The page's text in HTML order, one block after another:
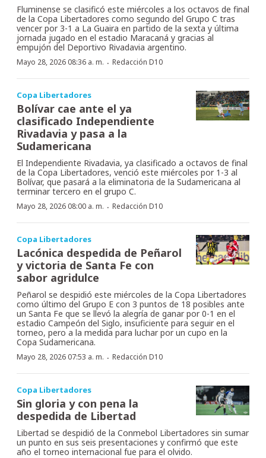
Fluminense se clasificó este miércoles a los octavos de final
de la Copa Libertadores como segundo del Grupo C tras
vencer por 3-1 a La Guaira en partido de la sexta y última
jornada jugado en el estadio Maracaná y gracias al
empujón del Deportivo Rivadavia argentino.
Mayo 28, 2026 08:36 a. m. · Redacción D10
Copa Libertadores
Bolívar cae ante el ya
clasificado Independiente
Rivadavia y pasa a la
Sudamericana
El Independiente Rivadavia, ya clasificado a octavos de final
de la Copa Libertadores, venció este miércoles por 1-3 al
Bolívar, que pasará a la eliminatoria de la Sudamericana al
terminar tercero en el grupo C.
Mayo 28, 2026 08:00 a. m. · Redacción D10
Copa Libertadores
Lacónica despedida de Peñarol
y victoria de Santa Fe con
sabor agridulce
Peñarol se despidió este miércoles de la Copa Libertadores
como último del Grupo E con 3 puntos de 18 posibles ante
un Santa Fe que se llevó la alegría de ganar por 0-1 en el
estadio Campeón del Siglo, insuficiente para seguir en el
torneo, pero a la medida para luchar por un cupo en la
Copa Sudamericana.
Mayo 28, 2026 07:53 a. m. · Redacción D10
Copa Libertadores
Sin gloria y con pena la
despedida de Libertad
Libertad se despidió de la Conmebol Libertadores sin sumar
un punto en sus seis presentaciones y confirmó que este
año el torneo internacional fue para el olvido.